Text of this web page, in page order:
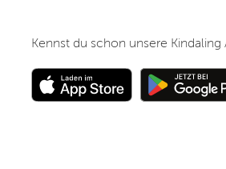
Kennst du schon unsere Kindaling